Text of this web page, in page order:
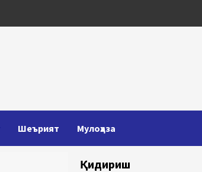
Шеърият Мулоҳаза
Қидириш